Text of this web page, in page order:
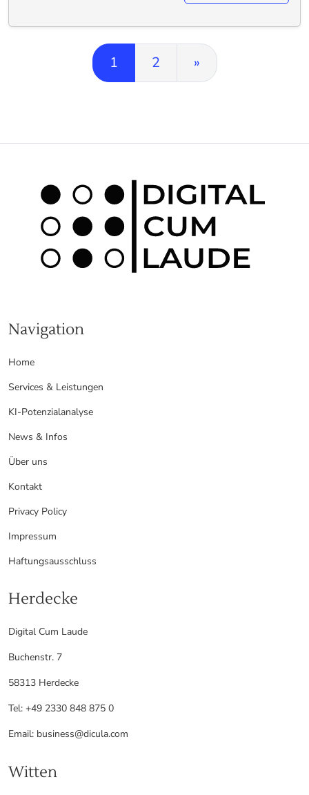
Beitrags-Navigation
1 2 »
Navigation
Home
Services & Leistungen
KI-Potenzialanalyse
News & Infos
Über uns
Kontakt
Privacy Policy
Impressum
Haftungsausschluss
Herdecke
Digital Cum Laude
Buchenstr. 7
58313 Herdecke
Tel: +49 2330 848 875 0
Email: business@dicula.com
Witten